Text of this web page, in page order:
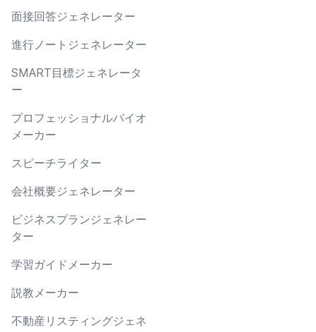
面接回答ジェネレーター
進行ノートジェネレーター
SMART目標ジェネレータ
ー
プロフェッショナルバイオ
メーカー
スピーチライター
会社概要ジェネレーター
ビジネスプランジェネレー
ター
学習ガイドメーカー
説教メーカー
不動産リスティングジェネ